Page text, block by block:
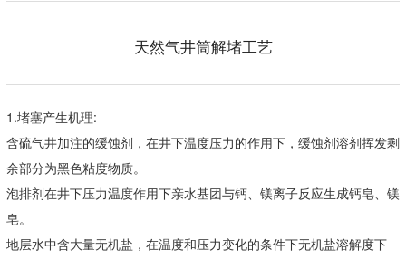
天然气井筒解堵工艺
1.堵塞产生机理:
含硫气井加注的缓蚀剂，在井下温度压力的作用下，缓蚀剂溶剂挥发剩
余部分为黑色粘度物质。
泡排剂在井下压力温度作用下亲水基团与钙、镁离子反应生成钙皂、镁
皂。
地层水中含大量无机盐，在温度和压力变化的条件下无机盐溶解度下